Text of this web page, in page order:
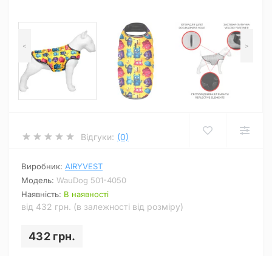
< >
Відгуки: (0)
Виробник: AIRYVEST
Модель: WauDog 501-4050
Наявність: В наявності
від 432 грн. (в залежності від розміру)
432 грн.